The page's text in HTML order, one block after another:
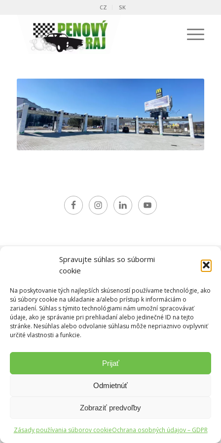
Spravujte súhlas so súbormi
cookie
Na poskytovanie tých najlepších skúseností používame technológie, ako
sú súbory cookie na ukladanie a/alebo prístup k informáciám o
zariadení. Súhlas s týmito technológiami nám umožní spracovávať
údaje, ako je správanie pri prehliadaní alebo jedinečné ID na tejto
stránke. Nesúhlas alebo odvolanie súhlasu môže nepriaznivo ovplyvniť
určité vlastnosti a funkcie.
Prijať
Odmietnúť
Zobraziť predvoľby
Zásady používania súborov cookieOchrana osobných údajov – GDPR
CZ SK
2020 © M&S GLOBWASH, a.s.